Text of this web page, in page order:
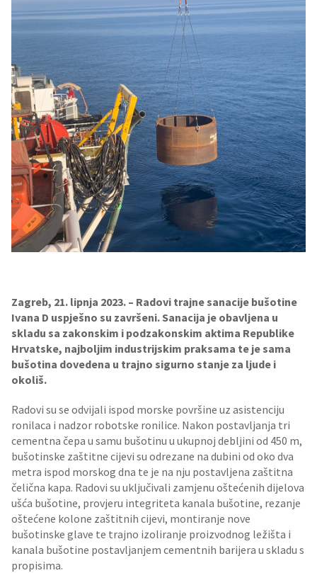
Zagreb, 21. lipnja 2023. – Radovi trajne sanacije bušotine
Ivana D uspješno su završeni. Sanacija je obavljena u
skladu sa zakonskim i podzakonskim aktima Republike
Hrvatske, najboljim industrijskim praksama te je sama
bušotina dovedena u trajno sigurno stanje za ljude i
okoliš.
Radovi su se odvijali ispod morske površine uz asistenciju
ronilaca i nadzor robotske ronilice. Nakon postavljanja tri
cementna čepa u samu bušotinu u ukupnoj debljini od 450 m,
bušotinske zaštitne cijevi su odrezane na dubini od oko dva
metra ispod morskog dna te je na nju postavljena zaštitna
čelična kapa. Radovi su uključivali zamjenu oštećenih dijelova
ušća bušotine, provjeru integriteta kanala bušotine, rezanje
oštećene kolone zaštitnih cijevi, montiranje nove
bušotinske glave te trajno izoliranje proizvodnog ležišta i
kanala bušotine postavljanjem cementnih barijera u skladu s
propisima.